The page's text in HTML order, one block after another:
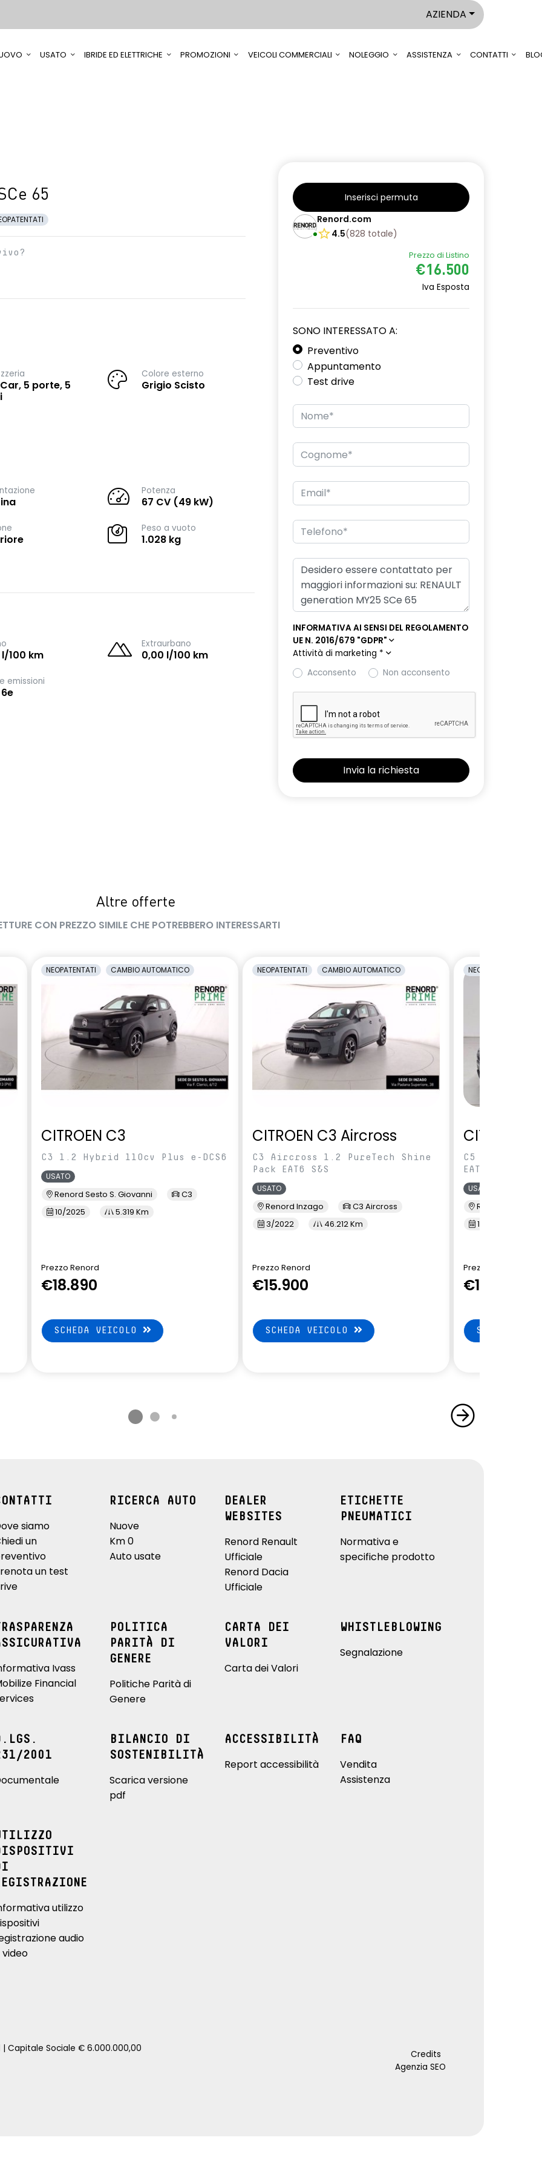
AZIENDA
USATO IBRIDE ED ELETTRICHE PROMOZIONI VEICOLI COMMERCIALI NOLEGGIO ASSISTENZA CONTATTI
65
5 porte, 5
Colore esterno
Grigio Scisto
Potenza
67 CV (49 kW)
Peso a vuoto
1.028 kg
100 km
Extraurbano
0,00 l/100 km
emissioni
Inserisci permuta
Renord.com
4.5(828 totale)
Prezzo di Listino
€16.500
Iva Esposta
SONO INTERESSATO A:
Preventivo
Appuntamento
Test drive
INFORMATIVA AI SENSI DEL REGOLAMENTO
UE N. 2016/679 "GDPR"
Attività di marketing *
Acconsento
Non acconsento
Altre offerte
CON PREZZO SIMILE CHE POTREBBERO INTERESSARTI
NEOPATENTATI CAMBIO AUTOMATICO
CITROEN C3
C3 1.2 Hybrid 110cv Plus e-DCS6
USATO
Renord Sesto S. Giovanni
C3
10/2025
5.319 Km
Prezzo Renord
€18.890
SCHEDA VEICOLO
NEOPATENTATI CAMBIO AUTOMATICO
CITROEN C3 Aircross
C3 Aircross 1.2 PureTech Shine
Pack EAT6 S&S
USATO
Renord Inzago
C3 Aircross
3/2022
46.212 Km
Prezzo Renord
€15.900
SCHEDA VEICOLO
NEOPATENTATI
CITROEN
C5 Aircross
EAT8 S&S
USATO
Renord Monza
10/2023
Prezzo Renord
€17.490
SCHEDA
siamo
un
un test
RICERCA AUTO
Nuove
Km 0
Auto usate
DEALER
WEBSITES
Renord Renault
Ufficiale
Renord Dacia
Ufficiale
ETICHETTE
PNEUMATICI
Normativa e
specifiche prodotto
Ivass
Financial
POLITICA
PARITÀ DI
GENERE
Politiche Parità di
Genere
CARTA DEI
VALORI
Carta dei Valori
WHISTLEBLOWING
Segnalazione
2001
BILANCIO DI
SOSTENIBILITÀ
Scarica versione
pdf
ACCESSIBILITÀ
Report accessibilità
FAQ
Vendita
Assistenza
utilizzo
audio
video
| Capitale Sociale € 6.000.000,00
Credits
Agenzia SEO